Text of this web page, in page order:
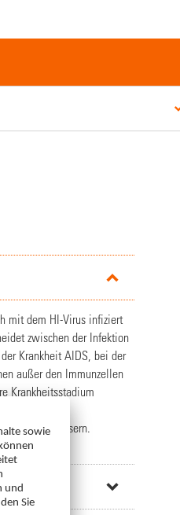
mit dem HI-Virus infiziert
zwischen der Infektion
Krankheit AIDS, bei der
außer den Immunzellen
Krankheitsstadium
Zustand bessern.